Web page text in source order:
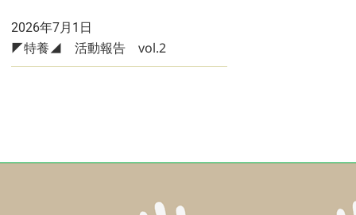
2026年7月1日
◤特養◢ 活動報告 vol.2